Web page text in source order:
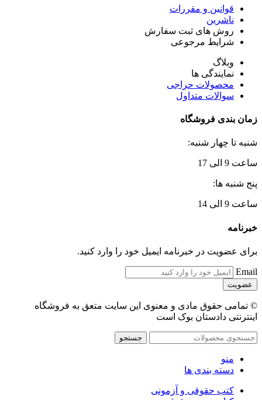
قوانین و مقررات
ناشرین
روش های ثبت سفارش
شرایط مرجوعی
وبلاگ
نمایندگی ها
محصولات حراجی
سوالات متداول
زمان بندی فروشگاه
شنبه تا چهار شنبه:
ساعت 9 الی 17
پنج شنبه ها:
ساعت 9 الی 14
خبرنامه
برای عضویت در خبرنامه ایمیل خود را وارد کنید.
Email
© تمامی حقوق مادی و معنوی این سایت متعق به فروشگاه
اینترنتی دادستان بوک است
جستجو
منو
دسته بندی ها
کتب حقوقی و آزمونی